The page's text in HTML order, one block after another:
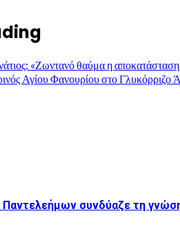
«Ζωντανό θαύμα η
Αγίου Φανουρίου στο
συνδύαζε τη